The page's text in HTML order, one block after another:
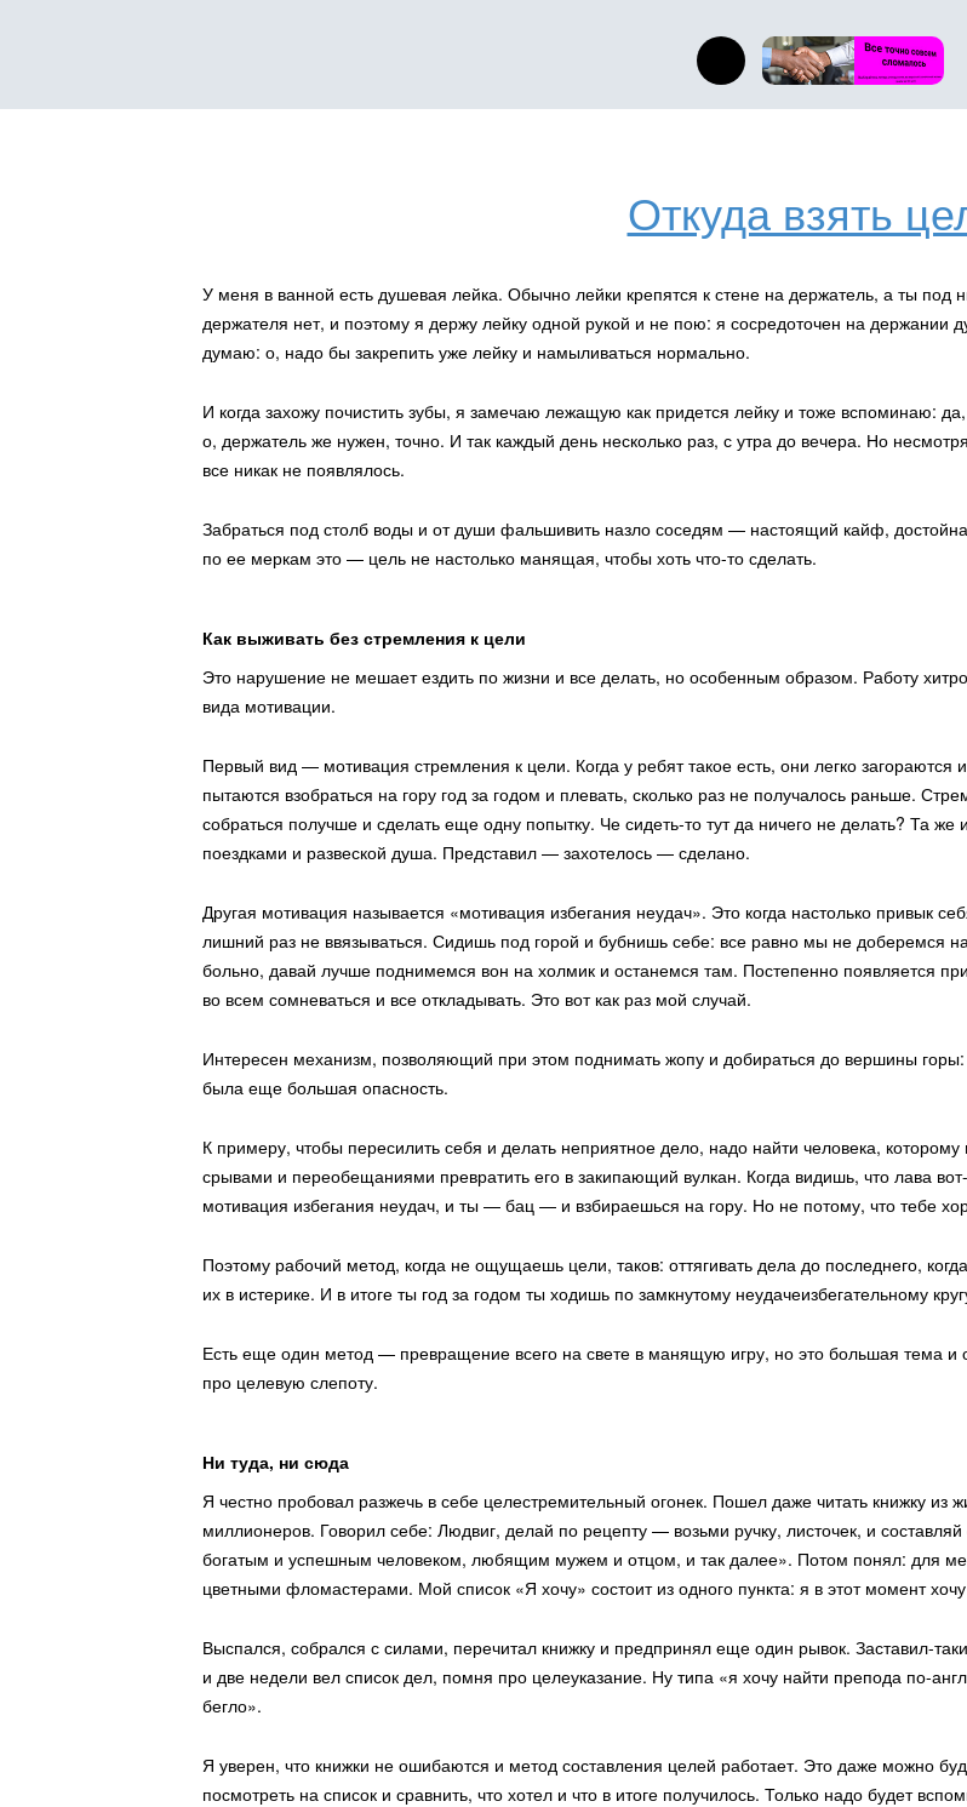
D´elle Leeshkee
Консультации Тáскопáрк
Медитэц-тэц-тейшен
Короткие медитации для новичков по утрам.
Каждую субботу в 11 утра проходит пилот
передачи по субботам про сырники.
Донейшен
Если вам почему-то надо нас поддержать Товары
Как обычно, все вообще собрано наглавной
Откуда взять
У меня в ванной есть душевая лейка. Обычно лейки крепятся к стене на держатель, а ты
держателя нет, и поэтому я держу лейку одной рукой и не пою: я сосредоточен на держании
думаю: о, надо бы закрепить уже лейку и намыливаться нормально.
И когда захожу почистить зубы, я замечаю лежащую как придется лейку и тоже вспоминаю:
о, держатель же нужен, точно. И так каждый день несколько раз, с утра до вечера. Но
все никак не появлялось.
Забраться под столб воды и от души фальшивить назло соседям — настоящий кайф,
по ее меркам это — цель не настолько манящая, чтобы хоть что-то сделать.
Как выживать без стремления к цели
Это нарушение не мешает ездить по жизни и все делать, но особенным образом. Работу
вида мотивации.
Первый вид — мотивация стремления к цели. Когда у ребят такое есть, они легко
пытаются взобраться на гору год за годом и плевать, сколько раз не получалось раньше.
собраться получше и сделать еще одну попытку. Че сидеть-то тут да ничего не делать? Та
поездками и развеской душа. Представил — захотелось — сделано.
Другая мотивация называется «мотивация избегания неудач». Это когда настолько привык
лишний раз не ввязываться. Сидишь под горой и бубнишь себе: все равно мы не доберемся
больно, давай лучше поднимемся вон на холмик и останемся там. Постепенно появляется
во всем сомневаться и все откладывать. Это вот как раз мой случай.
Интересен механизм, позволяющий при этом поднимать жопу и добираться до вершины горы:
была еще большая опасность.
К примеру, чтобы пересилить себя и делать неприятное дело, надо найти человека,
срывами и переобещаниями превратить его в закипающий вулкан. Когда видишь, что лава
мотивация избегания неудач, и ты — бац — и взбираешься на гору. Но не потому, что тебе
Поэтому рабочий метод, когда не ощущаешь цели, таков: оттягивать дела до последнего,
их в истерике. И в итоге ты год за годом ты ходишь по замкнутому неудачеизбегательному
Есть еще один метод — превращение всего на свете в манящую игру, но это большая тема и
про целевую слепоту.
Ни туда, ни сюда
Я честно пробовал разжечь в себе целестремительный огонек. Пошел даже читать книжку
миллионеров. Говорил себе: Людвиг, делай по рецепту — возьми ручку, листочек, и
богатым и успешным человеком, любящим мужем и отцом, и так далее». Потом понял: для
цветными фломастерами. Мой список «Я хочу» состоит из одного пункта: я в этот момент хочу
Выспался, собрался с силами, перечитал книжку и предпринял еще один рывок. Заставил-
и две недели вел список дел, помня про целеуказание. Ну типа «я хочу найти препода по-
бегло».
Я уверен, что книжки не ошибаются и метод составления целей работает. Это даже можно
посмотреть на список и сравнить, что хотел и что в итоге получилось. Только надо будет